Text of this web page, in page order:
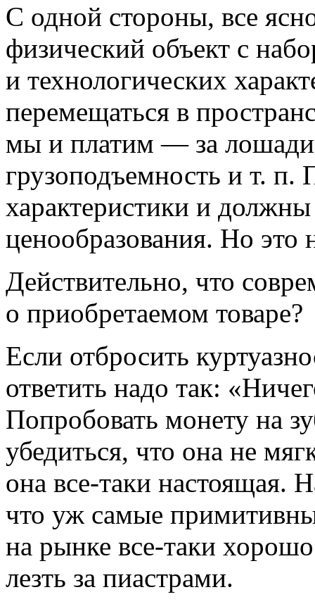
С одной стороны, все
физический объект с
и технологических
перемещаться в
мы и платим — за
грузоподъемность и т. п.
характеристики и
ценообразования. Но это
Действительно, что
о приобретаемом товаре?
Если отбросить
ответить надо так:
Попробовать монету на
убедиться, что она не
она все-таки настоящая.
что уж самые
на рынке все-таки
лезть за пиастрами.